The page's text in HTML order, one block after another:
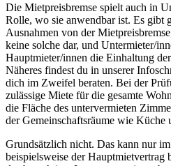
Die Mietpreisbremse spielt auch in
Rolle, wo sie anwendbar ist. Es gibt
Ausnahmen von der
keine solche dar, und Untermieter/
Hauptmieter/innen die Einhaltung
Näheres findest du in unserer
dich im Zweifel beraten. Bei der
zulässige Miete für die gesamte
die Fläche des untervermieten
der Gemeinschaftsräume wie Küche
Grundsätzlich nicht. Das kann nur
beispielsweise der Hauptmietvertrag